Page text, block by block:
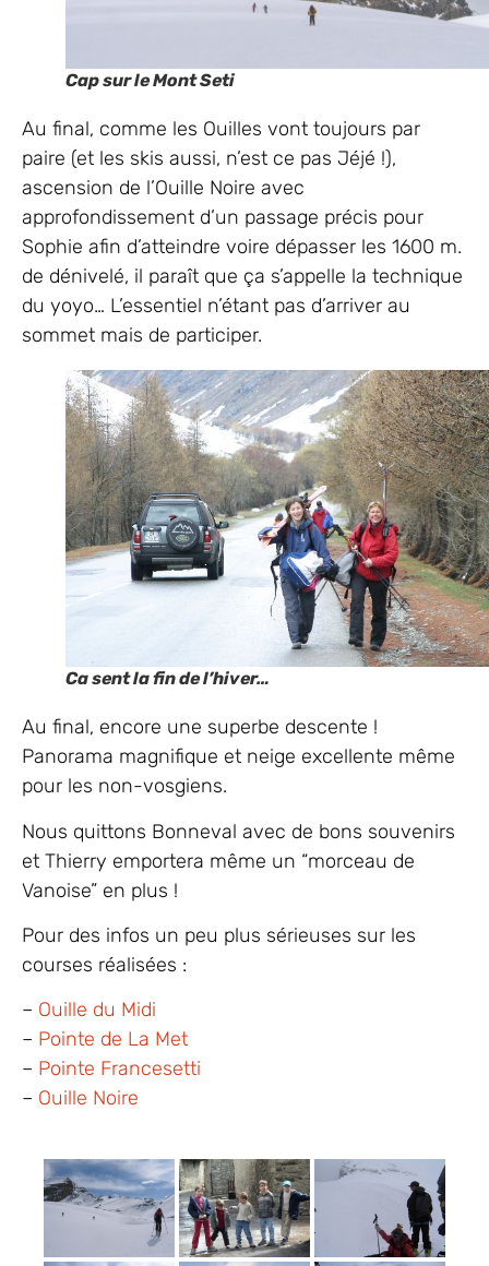
Cap sur le Mont Seti
Au final, comme les Ouilles vont toujours par
paire (et les skis aussi, n’est ce pas Jéjé !),
ascension de l’Ouille Noire avec
approfondissement d’un passage précis pour
Sophie afin d’atteindre voire dépasser les 1600 m.
de dénivelé, il paraît que ça s’appelle la technique
du yoyo… L’essentiel n’étant pas d’arriver au
sommet mais de participer.
Ca sent la fin de l’hiver…
Au final, encore une superbe descente !
Panorama magnifique et neige excellente même
pour les non-vosgiens.
Nous quittons Bonneval avec de bons souvenirs
et Thierry emportera même un “morceau de
Vanoise” en plus !
Pour des infos un peu plus sérieuses sur les
courses réalisées :
– Ouille du Midi
– Pointe de La Met
– Pointe Francesetti
– Ouille Noire